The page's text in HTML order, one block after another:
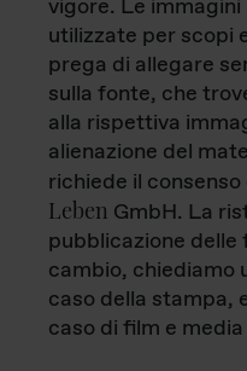
vigore. Le immagini
utilizzate per scopi
prega di allegare
sulla fonte, che
alla rispettiva
alienazione del
richiede il
Leben GmbH. La
pubblicazione
cambio, chiediamo
caso della stampa,
caso di film e